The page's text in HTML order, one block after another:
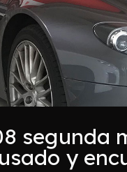
segunda
y